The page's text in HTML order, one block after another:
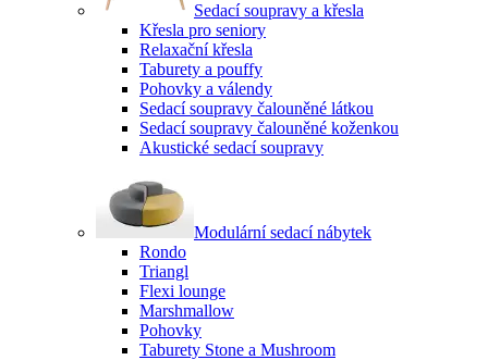
Sedací soupravy a křesla
Křesla pro seniory
Relaxační křesla
Taburety a pouffy
Pohovky a válendy
Sedací soupravy čalouněné látkou
Sedací soupravy čalouněné koženkou
Akustické sedací soupravy
Modulární sedací nábytek
Rondo
Triangl
Flexi lounge
Marshmallow
Pohovky
Taburety Stone a Mushroom